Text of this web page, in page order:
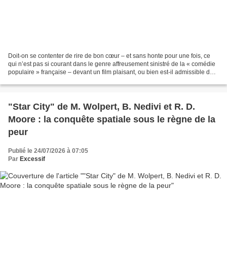
Doit-on se contenter de rire de bon cœur – et sans honte pour une fois, ce
qui n’est pas si courant dans le genre affreusement sinistré de la « comédie
populaire » française – devant un film plaisant, ou bien est-il admissible de
"Star City" de M. Wolpert, B. Nedivi et R. D.
Moore : la conquête spatiale sous le règne de la
peur
Publié le 24/07/2026 à 07:05
Par Excessif